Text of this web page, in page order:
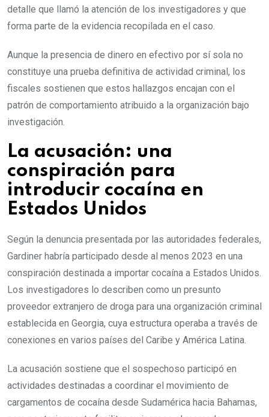
detalle que llamó la atención de los investigadores y que
forma parte de la evidencia recopilada en el caso.
Aunque la presencia de dinero en efectivo por sí sola no
constituye una prueba definitiva de actividad criminal, los
fiscales sostienen que estos hallazgos encajan con el
patrón de comportamiento atribuido a la organización bajo
investigación.
La acusación: una
conspiración para
introducir cocaína en
Estados Unidos
Según la denuncia presentada por las autoridades federales,
Gardiner habría participado desde al menos 2023 en una
conspiración destinada a importar cocaína a Estados Unidos.
Los investigadores lo describen como un presunto
proveedor extranjero de droga para una organización criminal
establecida en Georgia, cuya estructura operaba a través de
conexiones en varios países del Caribe y América Latina.
La acusación sostiene que el sospechoso participó en
actividades destinadas a coordinar el movimiento de
cargamentos de cocaína desde Sudamérica hacia Bahamas,